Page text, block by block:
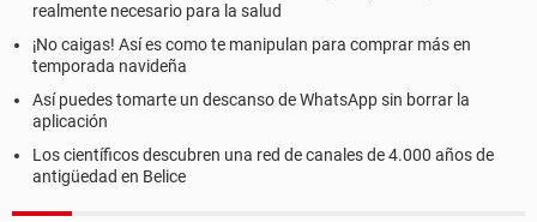
realmente necesario para la salud
¡No caigas! Así es como te manipulan para comprar más en
temporada navideña
Así puedes tomarte un descanso de WhatsApp sin borrar la
aplicación
Los científicos descubren una red de canales de 4.000 años de
antigüedad en Belice